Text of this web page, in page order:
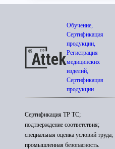
Обучение,
Сертификация
продукции,
Регистрация
медицинских
изделий,
Сертификация
продукции
Сертификация ТР ТС;
подтверждение соответствия;
специальная оценка условий труда;
промышленная безопасность.